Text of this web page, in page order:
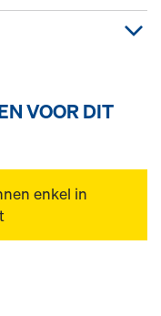
VOOR DIT
enkel in